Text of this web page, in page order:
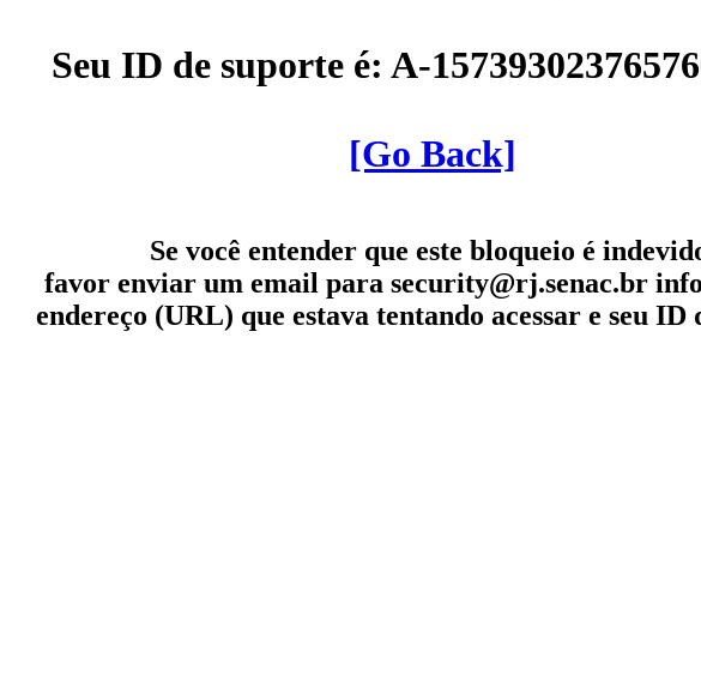
Seu ID de suporte é: A-
[Go Back]
Se você entender que este bloqueio é
favor enviar um email para security@rj.senac.br
endereço (URL) que estava tentando acessar e seu ID